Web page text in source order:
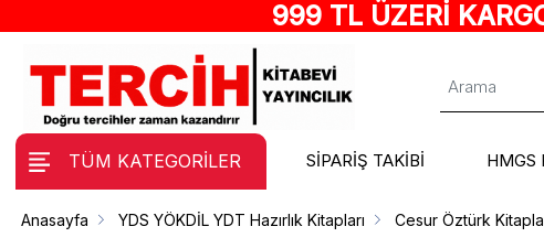
999 TL ÜZERİ
TÜM KATEGORİLER SİPARİŞ TAKİBİ HMGS
Anasayfa YDS YÖKDİL YDT Hazırlık Kitapları Cesur Öztürk